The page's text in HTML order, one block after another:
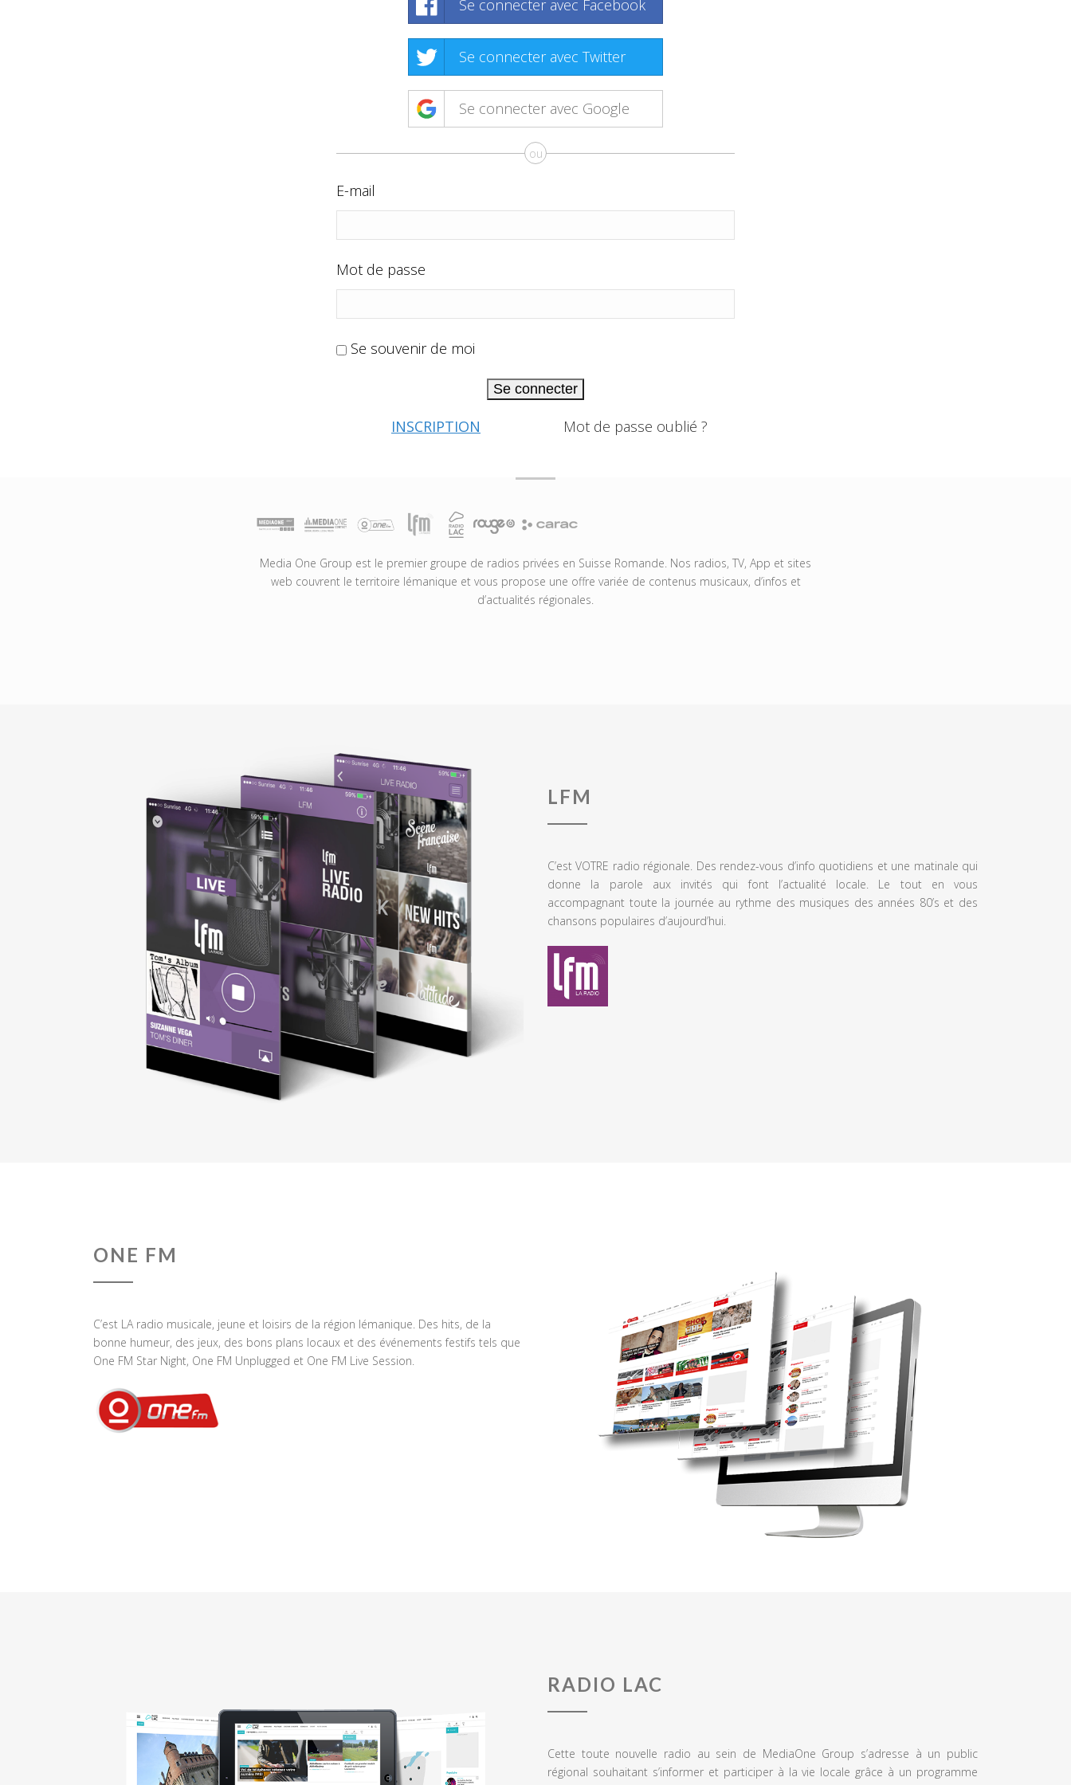
Se connecter avec Facebook
Se connecter avec Twitter
Se connecter avec Google
ou
E-mail
Mot de passe
Se souvenir de moi
Se connecter
INSCRIPTION Mot de passe oublié ?
Media One Group est le premier groupe de radios privées en Suisse Romande. Nos radios, TV, App et sites
web couvrent le territoire lémanique et vous propose une offre variée de contenus musicaux, d’infos et
d’actualités régionales.
LFM
C’est VOTRE radio régionale. Des rendez-vous d’info quotidiens et une matinale qui
donne la parole aux invités qui font l’actualité locale. Le tout en vous
accompagnant toute la journée au rythme des musiques des années 80’s et des
chansons populaires d’aujourd’hui.
ONE FM
C’est LA radio musicale, jeune et loisirs de la région lémanique. Des hits, de la
bonne humeur, des jeux, des bons plans locaux et des événements festifs tels que
One FM Star Night, One FM Unplugged et One FM Live Session.
RADIO LAC
Cette toute nouvelle radio au sein de MediaOne Group s’adresse à un public
régional souhaitant s’informer et participer à la vie locale grâce à un programme